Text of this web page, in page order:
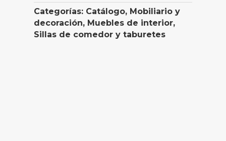
Categorías: Catálogo, Mobiliario y
decoración, Muebles de interior,
Sillas de comedor y taburetes